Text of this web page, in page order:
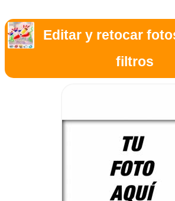
Editar y retocar
filtros